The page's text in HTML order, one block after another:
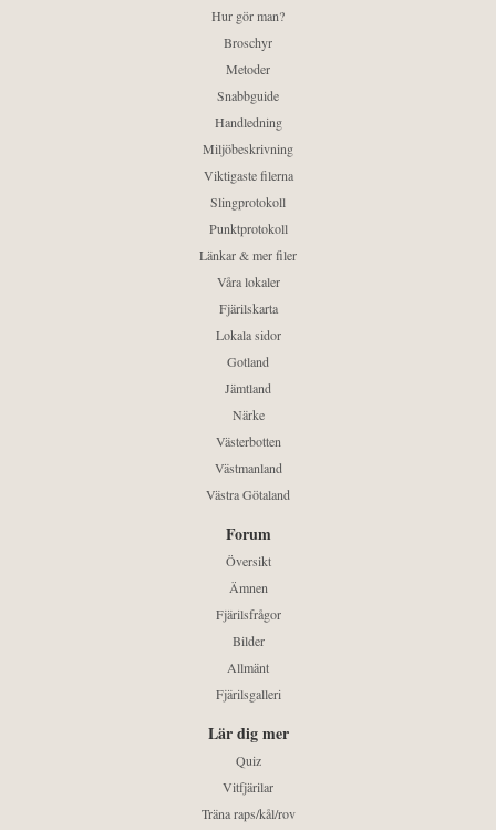
Hur gör man?
Broschyr
Metoder
Snabbguide
Handledning
Miljöbeskrivning
Viktigaste filerna
Slingprotokoll
Punktprotokoll
Länkar & mer filer
Våra lokaler
Fjärilskarta
Lokala sidor
Gotland
Jämtland
Närke
Västerbotten
Västmanland
Västra Götaland
Forum
Översikt
Ämnen
Fjärilsfrågor
Bilder
Allmänt
Fjärilsgalleri
Lär dig mer
Quiz
Vitfjärilar
Träna raps/kål/rov